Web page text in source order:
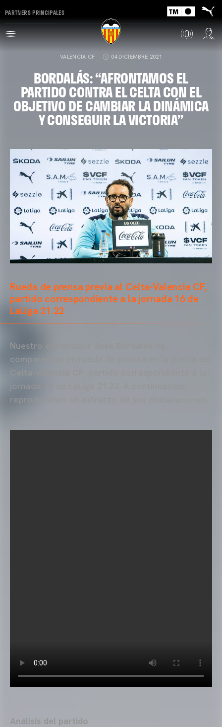
PARTNERS PRINCIPALES
VALENCIA CF 04 DICIEMBRE 2021
BORDALÁS: “AFRONTAMOS EL
PARTIDO CONTRA EL CELTA CON EL
OBJETIVO DE CAMBIAR LA DINÁMICA
Y CONSEGUIR LA VICTORIA”
Rueda de prensa previa al Celta-Valencia CF,
partido correspondiente a la jornada 16 de
LaLiga 21.22
Nuestro entrenador
comparecido en rueda de prensa en la previa del
Celta-Valencia CF
jornada 16 de LaLiga 21.22. A continuación,
reproducimos un extracto de sus declaraciones.
Análisis del partido